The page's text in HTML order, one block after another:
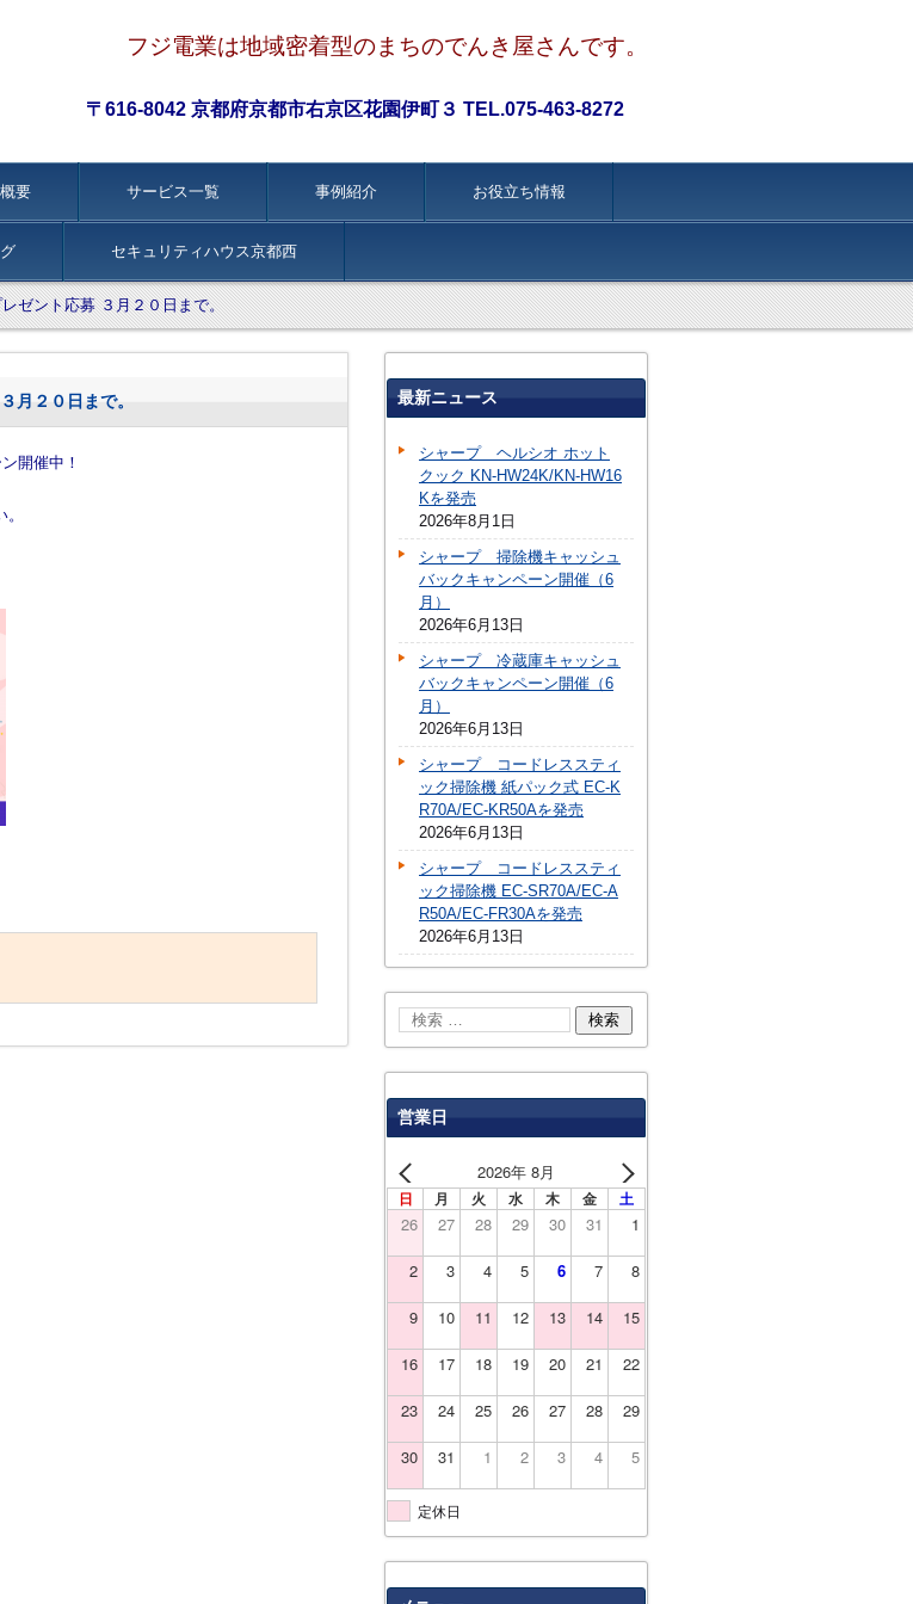
フジ電業は地域密着型のまちのでんき屋さんです。
〒616-8042 京都府京都市右京区花園伊町３ TEL.075-463-8272
要 サービス一覧 事例紹介 お役立ち情報
セキュリティハウス京都西
ゼント応募 ３月２０日まで。
月２０日まで。
開催中！
最新ニュース
シャープ ヘルシオ ホット
クック KN-HW24K/KN-HW16
Kを発売
2026年8月1日
シャープ 掃除機キャッシュ
バックキャンペーン開催（6
月）
2026年6月13日
シャープ 冷蔵庫キャッシュ
バックキャンペーン開催（6
月）
2026年6月13日
シャープ コードレススティ
ック掃除機 紙パック式 EC-K
R70A/EC-KR50Aを発売
2026年6月13日
シャープ コードレススティ
ック掃除機 EC-SR70A/EC-A
R50A/EC-FR30Aを発売
2026年6月13日
営業日
2026年 8月
日 月 火 水 木 金 土
26 27 28 29 30 31 1
2 3 4 5 6 7 8
9 10 11 12 13 14 15
16 17 18 19 20 21 22
23 24 25 26 27 28 29
30 31 1 2 3 4 5
定休日